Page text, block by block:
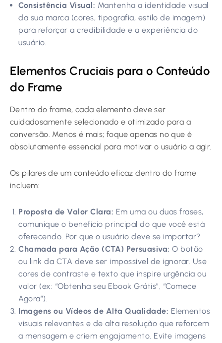
Consistência Visual: Mantenha a identidade visual
da sua marca (cores, tipografia, estilo de imagem)
para reforçar a credibilidade e a experiência do
usuário.
Elementos Cruciais para o Conteúdo
do Frame
Dentro do frame, cada elemento deve ser
cuidadosamente selecionado e otimizado para a
conversão. Menos é mais; foque apenas no que é
absolutamente essencial para motivar o usuário a agir.
Os pilares de um conteúdo eficaz dentro do frame
incluem:
Proposta de Valor Clara: Em uma ou duas frases,
comunique o benefício principal do que você está
oferecendo. Por que o usuário deve se importar?
Chamada para Ação (CTA) Persuasiva: O botão
ou link da CTA deve ser impossível de ignorar. Use
cores de contraste e texto que inspire urgência ou
valor (ex: “Obtenha seu Ebook Grátis”, “Comece
Agora”).
Imagens ou Vídeos de Alta Qualidade: Elementos
visuais relevantes e de alta resolução que reforcem
a mensagem e criem engajamento. Evite imagens